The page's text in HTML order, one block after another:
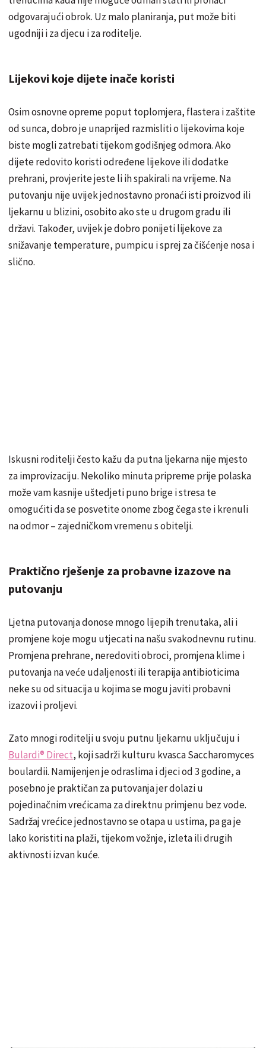
odgovarajući obrok. Uz malo planiranja, put može biti
ugodniji i za djecu i za roditelje.
Lijekovi koje dijete inače koristi
Osim osnovne opreme poput toplomjera, flastera i zaštite
od sunca, dobro je unaprijed razmisliti o lijekovima koje
biste mogli zatrebati tijekom godišnjeg odmora. Ako
dijete redovito koristi određene lijekove ili dodatke
prehrani, provjerite jeste li ih spakirali na vrijeme. Na
putovanju nije uvijek jednostavno pronaći isti proizvod ili
ljekarnu u blizini, osobito ako ste u drugom gradu ili
državi. Također, uvijek je dobro ponijeti lijekove za
snižavanje temperature, pumpicu i sprej za čišćenje nosa i
slično.
Iskusni roditelji često kažu da putna ljekarna nije mjesto
za improvizaciju. Nekoliko minuta pripreme prije polaska
može vam kasnije uštedjeti puno brige i stresa te
omogućiti da se posvetite onome zbog čega ste i krenuli
na odmor – zajedničkom vremenu s obitelji.
Praktično rješenje za probavne izazove na
putovanju
Ljetna putovanja donose mnogo lijepih trenutaka, ali i
promjene koje mogu utjecati na našu svakodnevnu rutinu.
Promjena prehrane, neredoviti obroci, promjena klime i
putovanja na veće udaljenosti ili terapija antibioticima
neke su od situacija u kojima se mogu javiti probavni
izazovi i proljevi.
Zato mnogi roditelji u svoju putnu ljekarnu uključuju i
Bulardi® Direct, koji sadrži kulturu kvasca Saccharomyces
boulardii. Namijenjen je odraslima i djeci od 3 godine, a
posebno je praktičan za putovanja jer dolazi u
pojedinačnim vrećicama za direktnu primjenu bez vode.
Sadržaj vrećice jednostavno se otapa u ustima, pa ga je
lako koristiti na plaži, tijekom vožnje, izleta ili drugih
aktivnosti izvan kuće.